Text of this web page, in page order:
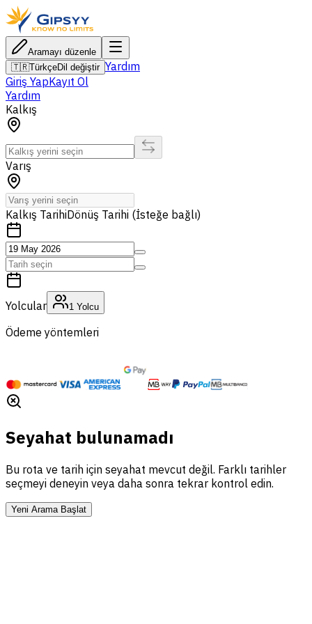
Aramayı düzenle
🇹🇷TürkçeDil değiştir Yardım
Giriş YapKayıt Ol
Yardım
Kalkış
Varış
Kalkış TarihiDönüş Tarihi (İsteğe bağlı)
Yolcular 1 Yolcu
Ödeme yöntemleri
Seyahat bulunamadı
Bu rota ve tarih için seyahat mevcut değil. Farklı tarihler
seçmeyi deneyin veya daha sonra tekrar kontrol edin.
Yeni Arama Başlat